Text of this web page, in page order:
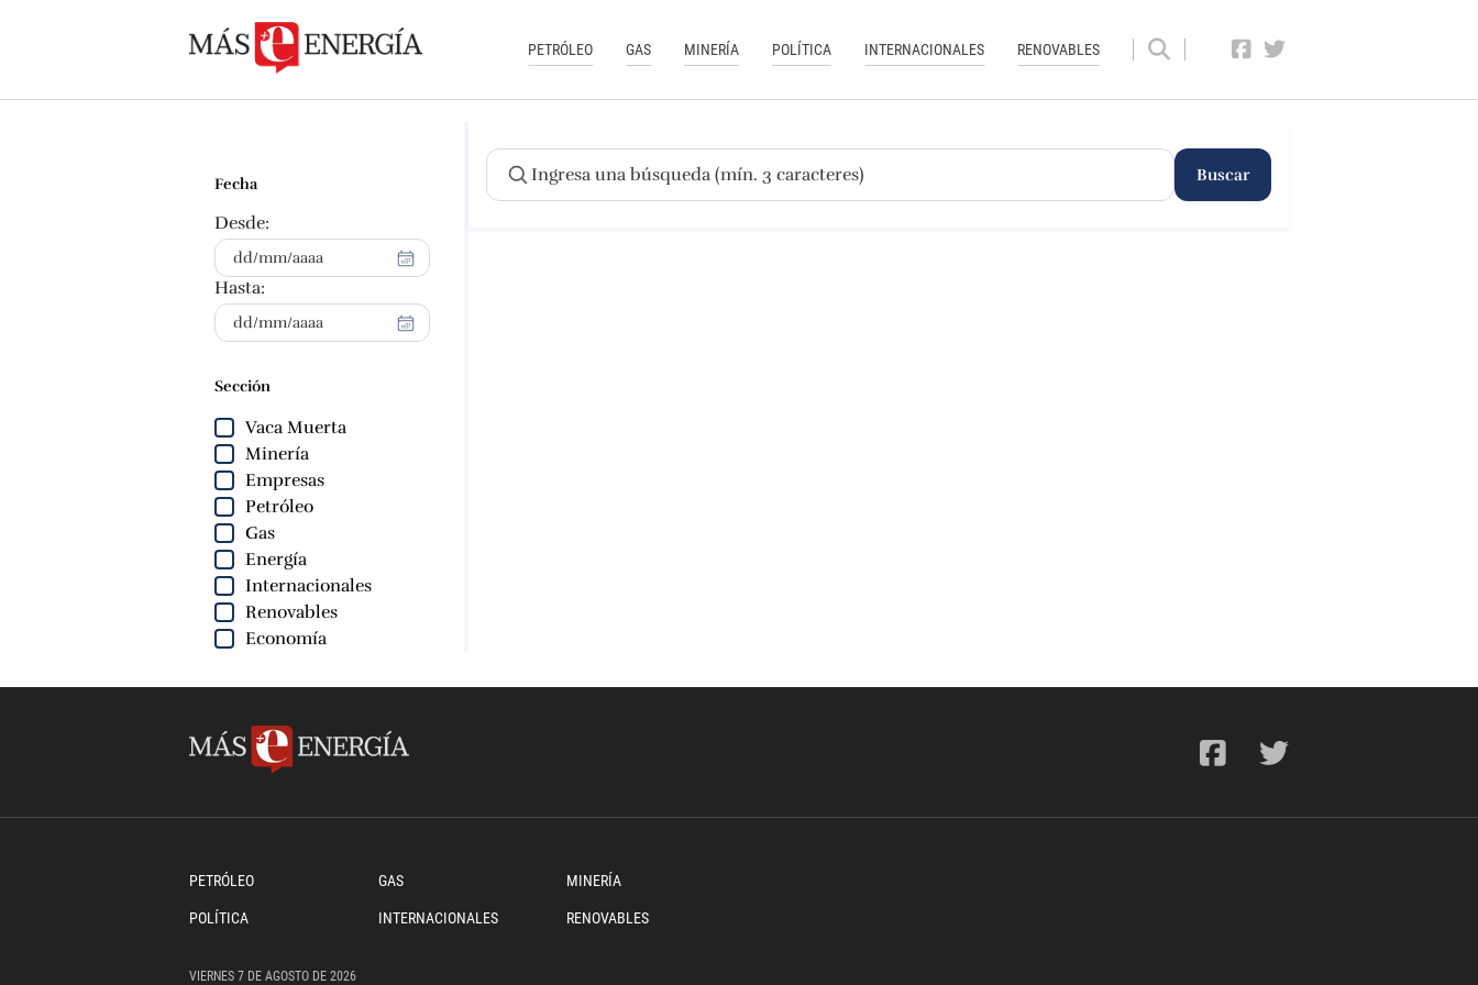
PETRÓLEO GAS MINERÍA POLÍTICA INTERNACIONALES RENOVABLES
Fecha
Desde:
Hasta:
Sección
Vaca Muerta
Minería
Empresas
Petróleo
Gas
Energía
Internacionales
Renovables
Economía
Buscar
PETRÓLEO GAS MINERÍA
POLÍTICA INTERNACIONALES RENOVABLES
VIERNES 7 DE AGOSTO DE 2026